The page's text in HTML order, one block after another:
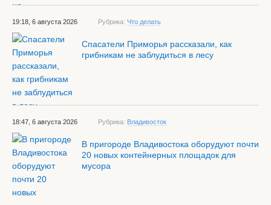
19:18, 6 августа 2026 Рубрика: Что делать
Спасатели Приморья рассказали, как
грибникам не заблудиться в лесу
18:47, 6 августа 2026 Рубрика: Владивосток
В пригороде Владивостока оборудуют почти
20 новых контейнерных площадок для
мусора